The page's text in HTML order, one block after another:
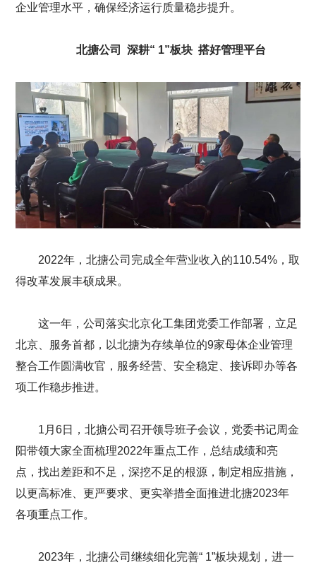
企业管理水平，确保经济运行质量稳步提升。
北搪公司 深耕“ 1”板块 搭好管理平台
2022年，北搪公司完成全年营业收入的110.54%，取
得改革发展丰硕成果。
这一年，公司落实北京化工集团党委工作部署，立足
北京、服务首都，以北搪为存续单位的9家母体企业管理
整合工作圆满收官，服务经营、安全稳定、接诉即办等各
项工作稳步推进。
1月6日，北搪公司召开领导班子会议，党委书记周金
阳带领大家全面梳理2022年重点工作，总结成绩和亮
点，找出差距和不足，深挖不足的根源，制定相应措施，
以更高标准、更严要求、更实举措全面推进北搪2023年
各项重点工作。
2023年，北搪公司继续细化完善“ 1”板块规划，进一